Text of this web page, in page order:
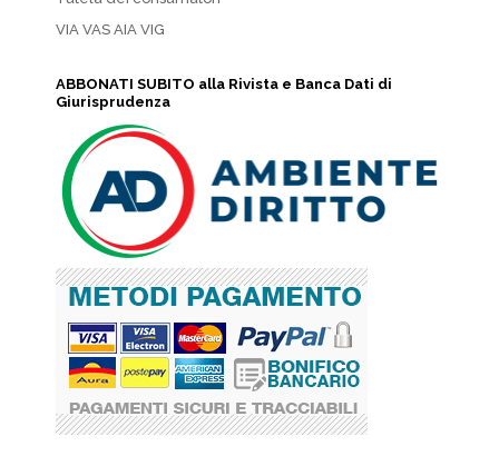
VIA VAS AIA VIG
ABBONATI SUBITO alla Rivista e Banca Dati di
Giurisprudenza